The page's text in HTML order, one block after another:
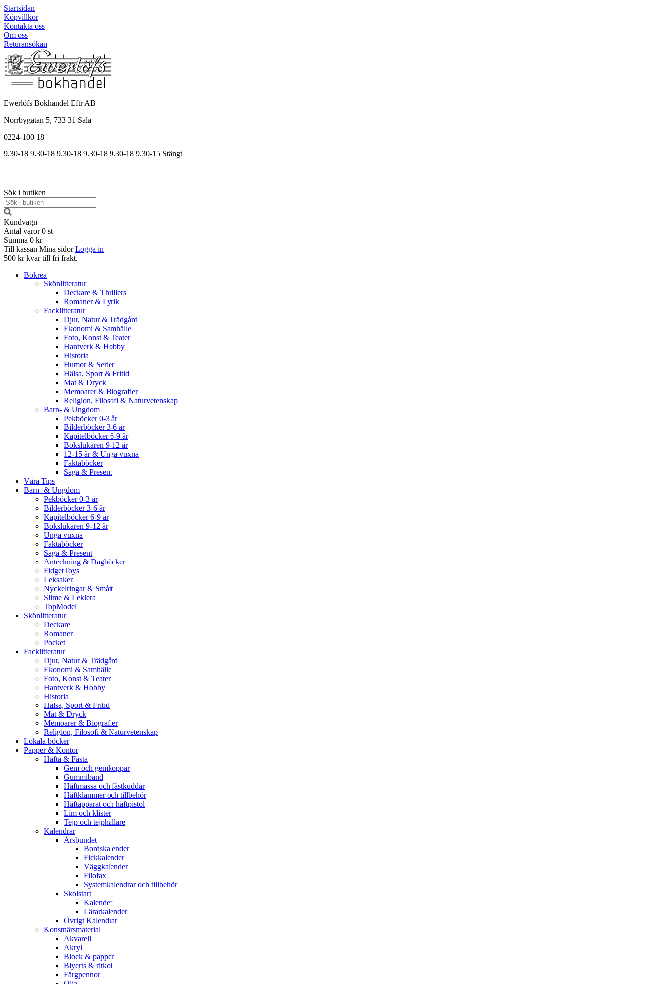
Startsidan
Köpvillkor
Kontakta oss
Om oss
Returansökan
Ewerlöfs Bokhandel Eftr AB
Norrbygatan 5, 733 31 Sala
0224-100 18
9.30-18 9.30-18 9.30-18 9.30-18 9.30-18 9.30-15 Stängt
Sök i butiken
Kundvagn
Antal varor 0 st
Summa 0 kr
Till kassan Mina sidor Logga in
500 kr kvar till fri frakt.
Bokrea
Skönlitteratur
Deckare & Thrillers
Romaner & Lyrik
Facklitteratur
Djur, Natur & Trädgård
Ekonomi & Samhälle
Foto, Konst & Teater
Hantverk & Hobby
Historia
Humor & Serier
Hälsa, Sport & Fritid
Mat & Dryck
Memoarer & Biografier
Religion, Filosofi & Naturvetenskap
Barn- & Ungdom
Pekböcker 0-3 år
Bilderböcker 3-6 år
Kapitelböcker 6-9 år
Bokslukaren 9-12 år
12-15 år & Unga vuxna
Faktaböcker
Saga & Present
Våra Tips
Barn- & Ungdom
Pekböcker 0-3 år
Bilderböcker 3-6 år
Kapitelböcker 6-9 år
Bokslukaren 9-12 år
Unga vuxna
Faktaböcker
Saga & Present
Anteckning & Dagböcker
FidgetToys
Leksaker
Nyckelringar & Smått
Slime & Leklera
TopModel
Skönlitteratur
Deckare
Romaner
Pocket
Facklitteratur
Djur, Natur & Trädgård
Ekonomi & Samhälle
Foto, Konst & Teater
Hantverk & Hobby
Historia
Hälsa, Sport & Fritid
Mat & Dryck
Memoarer & Biografier
Religion, Filosofi & Naturvetenskap
Lokala böcker
Papper & Kontor
Häfta & Fästa
Gem och gemkoppar
Gummiband
Häftmassa och fästkuddar
Häftklammer och tillbehör
Häftapparat och häftpistol
Lim och klister
Tejp och tejphållare
Kalendrar
Årsbundet
Bordskalender
Fickkalender
Väggkalender
Filofax
Systemkalendrar och tillbehör
Skolstart
Kalender
Lärarkalender
Övrigt Kalendrar
Konstnärsmaterial
Akvarell
Akryl
Block & papper
Blyerts & ritkol
Färgpennor